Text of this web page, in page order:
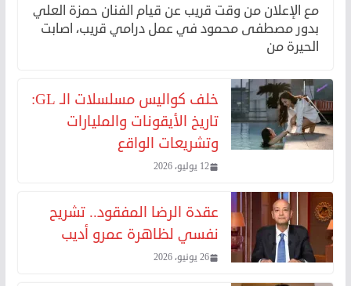
مع الإعلان من وقت قريب عن قيام الفنان حمزة العلي
بدور مصطفى محمود في عمل درامي قريب، اصابت
الحيرة من
خلف كواليس مسلسلات الـ GL:
تاريخ الأيقونات والمليارات
وتشريعات الواقع
12 يوليو، 2026
عقدة الرضا المفقود.. تشريح
نفسي لظاهرة عمرو أديب
26 يونيو، 2026